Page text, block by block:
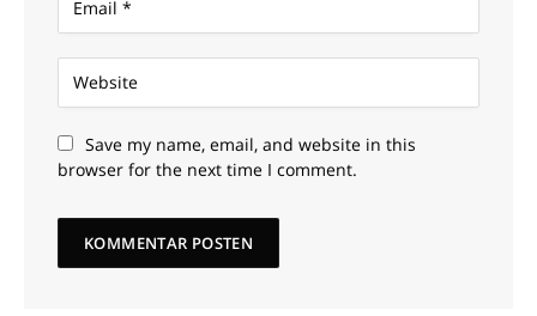
Save my name, email, and website in this
browser for the next time I comment.